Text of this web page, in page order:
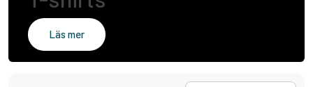
Läs mer